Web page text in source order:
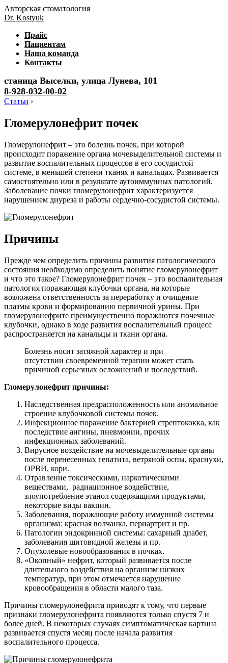
Авторская стоматология
Dr. Kostyuk
Прайс
Пациентам
Наша команда
Контакты
станица Выселки, улица Лунева, 101
8-928-032-00-02
Статьи ›
Гломерулонефрит почек
Гломерулонефрит – это болезнь почек, при которой
происходит поражение органа мочевыделительной системы и
развитие воспалительных процессов в его сосудистой
системе, в меньшей степени тканях и канальцах. Развивается
самостоятельно или в результате аутоиммунных патологий.
Заболевание почки гломерулонефрит характеризуется
нарушением диуреза и работы сердечно-сосудистой системы.
Причины
Прежде чем определить причины развития патологического
состояния необходимо определить понятие гломерулонефрит
и что это такое? Гломерулонефрит почек – это воспалительная
патология поражающая клубочки органа, на которые
возложена ответственность за переработку и очищение
плазмы крови и формированию первичной урины. При
гломерулонефрите преимущественно поражаются почечные
клубочки, однако в ходе развития воспалительный процесс
распространяется на канальцы и ткани органа.
Болезнь носит затяжной характер и при
отсутствии своевременной терапии может стать
причиной серьезных осложнений и последствий.
Гломерулонефрит причины:
Наследственная предрасположенность или аномальное
строение клубочковой системы почек.
Инфекционное поражение бактерией стрептококка, как
последствие ангины, пневмонии, прочих
инфекционных заболеваний.
Вирусное воздействие на мочевыделительные органы
после перенесенных гепатита, ветряной оспы, краснухи,
ОРВИ, кори.
Отравление токсическими, наркотическими
веществами, радиационное воздействие,
злоупотребление этанол содержащими продуктами,
некоторые виды вакцин.
Заболевания, поражающие работу иммунной системы
организма: красная волчанка, периартрит и пр.
Патологии эндокринной системы: сахарный диабет,
заболевания щитовидной железы и пр.
Опухолевые новообразования в почках.
«Окопный» нефрит, который развивается после
длительного воздействия на организм низких
температур, при этом отмечается нарушение
кровообращения в области малого таза.
Причины гломерулонефрита приводят к тому, что первые
признаки гломерулонефрита появляются только спустя 7 и
более дней. В некоторых случаях симптоматическая картина
развивается спустя месяц после начала развития
воспалительного процесса.